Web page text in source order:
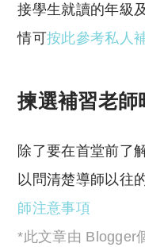
接學生就讀的年級
情可按此參考私人
揀選補習老師
除了要在首堂前了
以問清楚導師以
師注意事項
*此文章由 Blogger